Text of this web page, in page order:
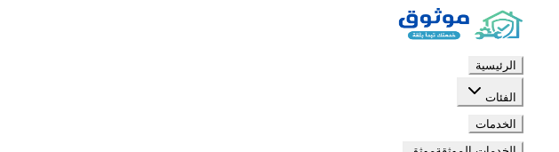
الرئيسية
الفئات
الخدمات